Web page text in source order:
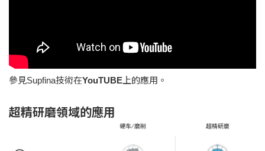
參見Supfina技術在YouTUBE 上的應用。
超精研磨領域的應用